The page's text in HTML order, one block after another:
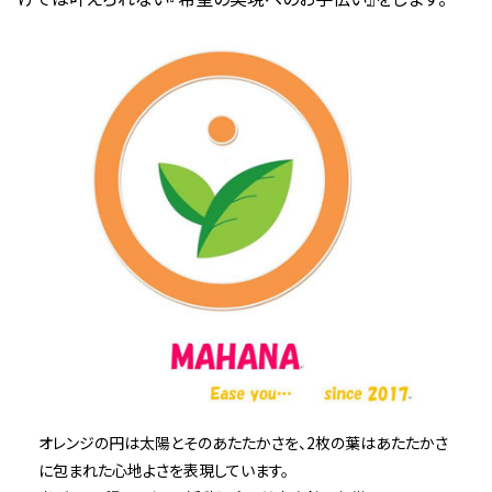
オレンジの円は太陽とそのあたたかさを、2枚の葉はあたたかさ
に包まれた心地よさを表現しています。